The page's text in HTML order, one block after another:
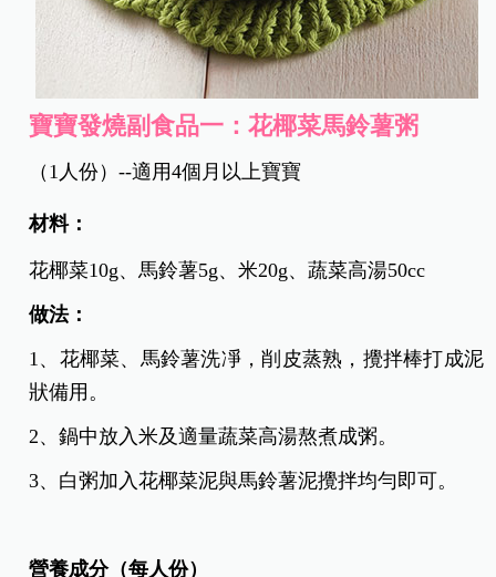
寶寶發燒副食品一：花椰菜馬鈴薯粥
（1人份）--適用4個月以上寶寶
材料：
花椰菜10g、馬鈴薯5g、米20g、蔬菜高湯50cc
做法：
1、花椰菜、馬鈴薯洗凈，削皮蒸熟，攪拌棒打成泥
狀備用。
2、鍋中放入米及適量蔬菜高湯熬煮成粥。
3、白粥加入花椰菜泥與馬鈴薯泥攪拌均勻即可。
營養成分（每人份）